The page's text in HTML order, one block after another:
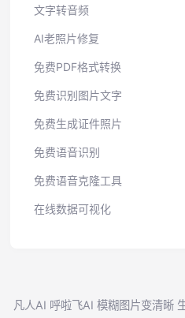
文字转音频
AI老照片修复
免费PDF格式转换
免费识别图片文字
免费生成证件照片
免费语音识别
免费语音克隆工具
在线数据可视化
凡人AI 呼啦飞AI 模糊图片变清晰